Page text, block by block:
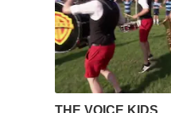
THE VOICE KIDS